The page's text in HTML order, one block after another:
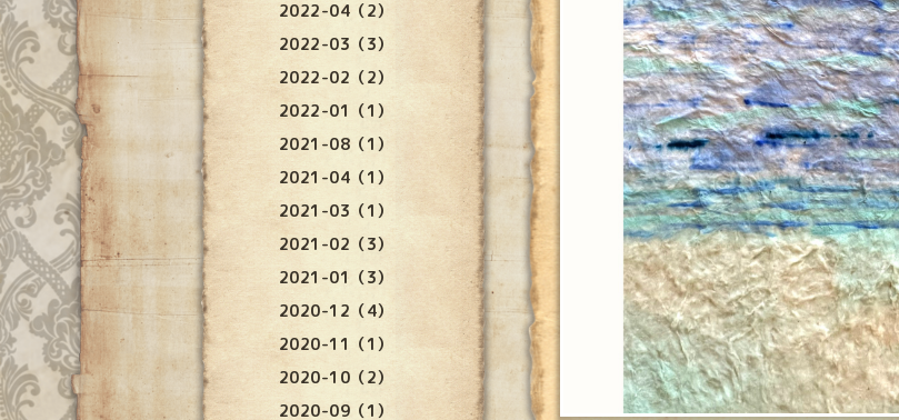
2022-04（2）
2022-03（3）
2022-02（2）
2022-01（1）
2021-08（1）
2021-04（1）
2021-03（1）
2021-02（3）
2021-01（3）
2020-12（4）
2020-11（1）
2020-10（2）
2020-09（1）